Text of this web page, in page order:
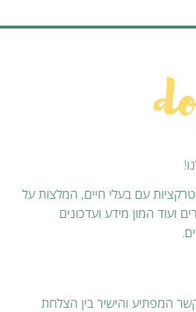
עם בעלי חיים, המלצות על
ועוד המון מידע ועדכונים
המפתיע והישיר בין הצלחת